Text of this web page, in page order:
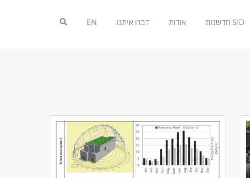
SID חדשנות אודות דברו איתנו EN